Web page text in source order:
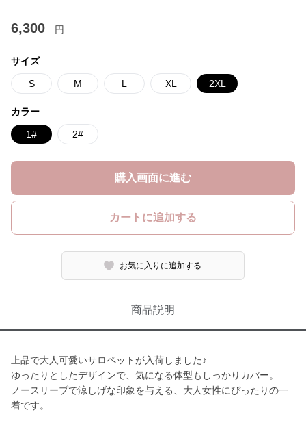
6,300 円
サイズ
S M L XL 2XL
カラー
1# 2#
購入画面に進む
カートに追加する
お気に入りに追加する
商品説明
上品で大人可愛いサロペットが入荷しました♪
ゆったりとしたデザインで、気になる体型もしっかりカバー。
ノースリーブで涼しげな印象を与える、大人女性にぴったりの一
着です。